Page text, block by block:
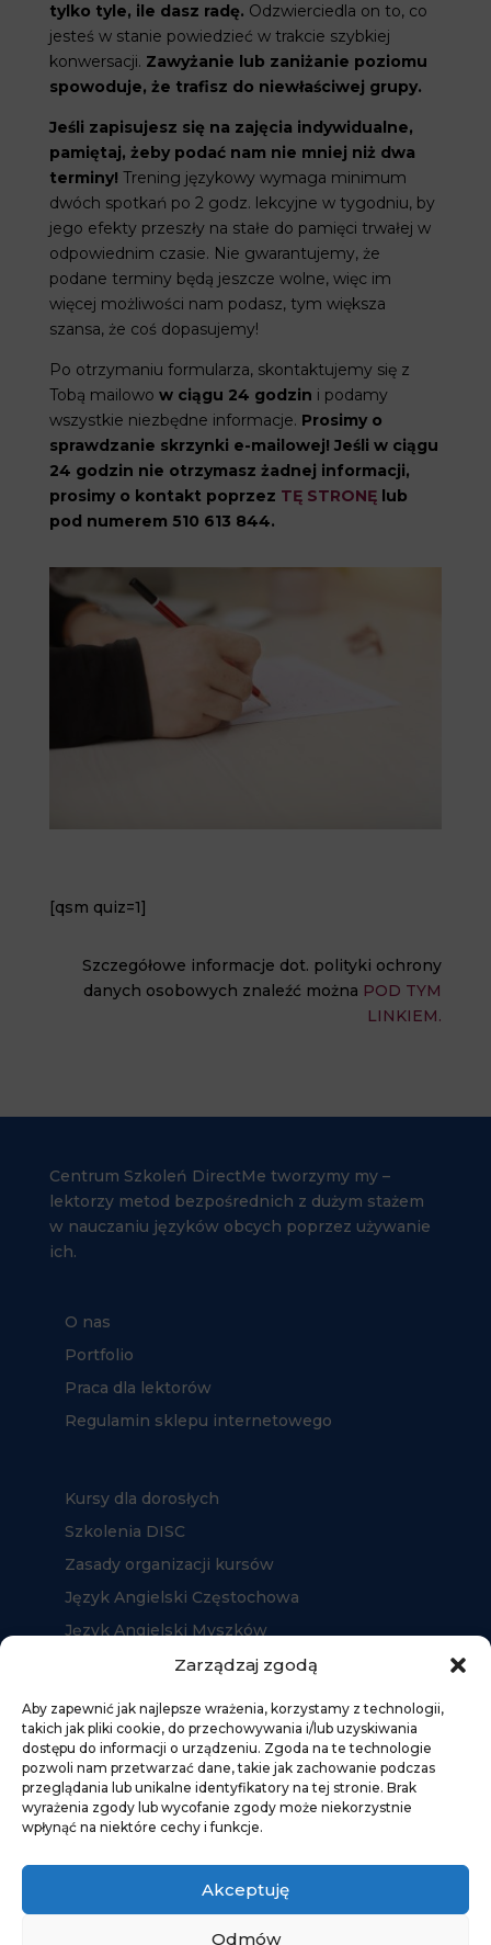
Zarządzaj zgodą
Aby zapewnić jak najlepsze wrażenia, korzystamy z technologii,
takich jak pliki cookie, do przechowywania i/lub uzyskiwania
dostępu do informacji o urządzeniu. Zgoda na te technologie
pozwoli nam przetwarzać dane, takie jak zachowanie podczas
przeglądania lub unikalne identyfikatory na tej stronie. Brak
wyrażenia zgody lub wycofanie zgody może niekorzystnie
wpłynąć na niektóre cechy i funkcje.
Akceptuję
Odmów
tylko tyle, ile dasz radę. Odzwierciedla on to, co
jesteś w stanie powiedzieć w trakcie szybkiej
konwersacji. Zawyżanie lub zaniżanie poziomu
spowoduje, że trafisz do niewłaściwej grupy.
Jeśli zapisujesz się na zajęcia indywidualne,
pamiętaj, żeby podać nam nie mniej niż dwa
terminy! Trening językowy wymaga minimum
dwóch spotkań po 2 godz. lekcyjne w tygodniu, by
jego efekty przeszły na stałe do pamięci trwałej w
odpowiednim czasie. Nie gwarantujemy, że
podane terminy będą jeszcze wolne, więc im
więcej możliwości nam podasz, tym większa
szansa, że coś dopasujemy!
Po otrzymaniu formularza, skontaktujemy się z
Tobą mailowo w ciągu 24 godzin i podamy
wszystkie niezbędne informacje. Prosimy o
sprawdzanie skrzynki e-mailowej! Jeśli w ciągu
24 godzin nie otrzymasz żadnej informacji,
prosimy o kontakt poprzez TĘ STRONĘlub
pod numerem 510 613 844.
[qsm quiz=1]
Szczegółowe informacje dot. polityki ochrony
danych osobowych znaleźć można POD TYM
LINKIEM.
Centrum Szkoleń DirectMe tworzymy my –
lektorzy metod bezpośrednich z dużym stażem
w nauczaniu języków obcych poprzez używanie
ich.
O nas
Portfolio
Praca dla lektorów
Regulamin sklepu internetowego
Kursy dla dorosłych
Szkolenia DISC
Zasady organizacji kursów
Język Angielski Częstochowa
Język Angielski Myszków
Język Angielski Kłobuck